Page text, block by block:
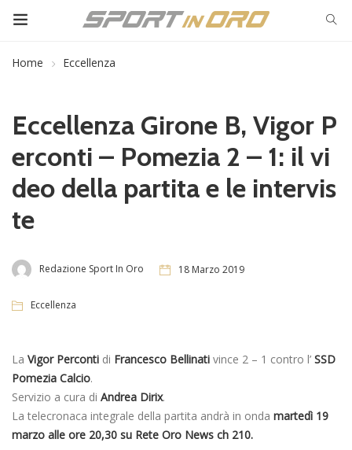
Home Eccellenza
Eccellenza Girone B, Vigor P
erconti – Pomezia 2 – 1: il vi
deo della partita e le intervis
te
Redazione Sport In Oro 18 Marzo 2019
Eccellenza
La Vigor Perconti di Francesco Bellinati vince 2 – 1 contro l’ SSD
Pomezia Calcio.
Servizio a cura di Andrea Dirix.
La telecronaca integrale della partita andrà in onda martedì 19
marzo alle ore 20,30 su Rete Oro News ch 210.